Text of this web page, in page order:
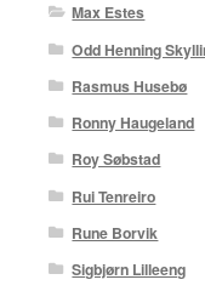
Max Estes
Odd Henning
Rasmus Husebø
Ronny Haugeland
Roy Søbstad
Rui Tenreiro
Rune Borvik
Sigbjørn Lilleeng